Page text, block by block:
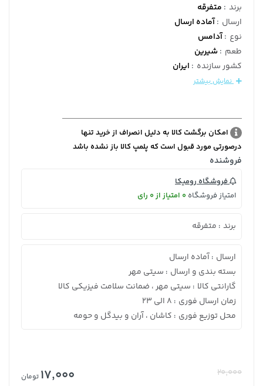
برند : متفرقه
ارسال :آماده ارسال
نوع :آدامس
طعم :شیرین
کشور سازنده : ایران
نمایش بیشتر
امکان برگشت کالا به دلیل انصراف از خرید تنها
درصورتی مورد قبول است که پلمپ کالا باز نشده باشد
فروشنده
فروشگاه رومیکا
امتیاز فروشگاه 0 امتیاز از 0 رای
برند : متفرقه
ارسال : آماده ارسال
بسته بندی و ارسال : سیتی مهر
گارانتی کالا : سیتی مهر ، ضمانت سلامت فیزیکی کالا
زمان ارسال فوری : 8 الی 23
محل توزیع فوری : کاشان ، آران و بیدگل و حومه
20,000
17,000 تومان